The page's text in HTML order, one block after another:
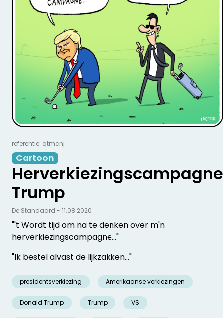
referentie: qtmcnj
Cartoon
Herverkiezingscampagne
Trump
"'t Wordt tijd om na te denken over m'n
herverkiezingscampagne..."
"Ik bestel alvast de lijkzakken..."
presidentsverkiezing Amerikaanse verkiezingen
Donald Trump Trump VS
De Standaard - 11.08.2020